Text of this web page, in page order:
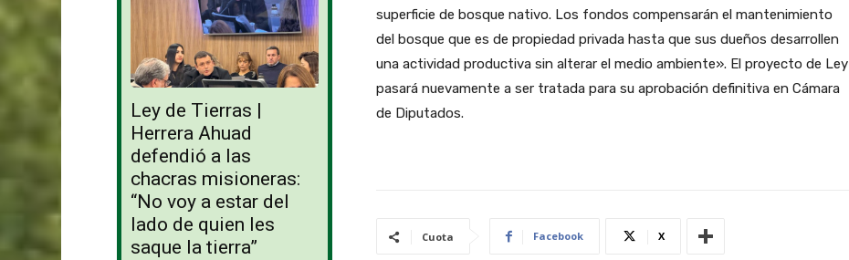
Ley de Tierras |
Herrera Ahuad
defendió a las
chacras misioneras:
“No voy a estar del
lado de quien les
saque la tierra”
superficie de bosque nativo. Los fondos compensarán el mantenimiento
del bosque que es de propiedad privada hasta que sus dueños desarrollen
una actividad productiva sin alterar el medio ambiente». El proyecto de Ley
pasará nuevamente a ser tratada para su aprobación definitiva en Cámara
de Diputados.
Cuota Facebook X